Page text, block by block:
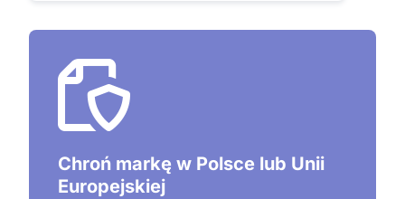
Nazwy z wolną domeną
internetową